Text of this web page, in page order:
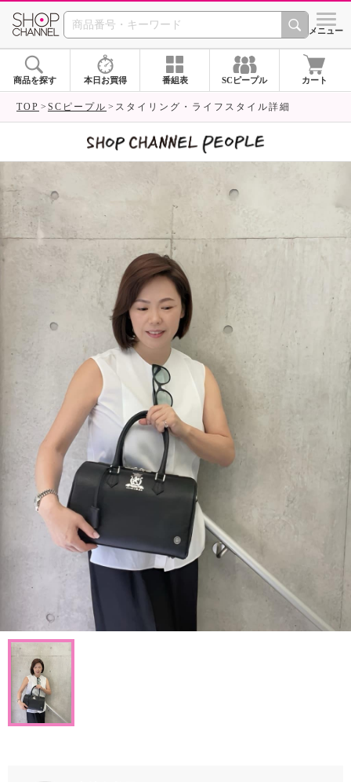
SHOP CHANNEL シメニュー
商品を探す 本日お買得 番組表 SCピープル カート
TOP SCピープル スタイリング・ライフスタイル詳細